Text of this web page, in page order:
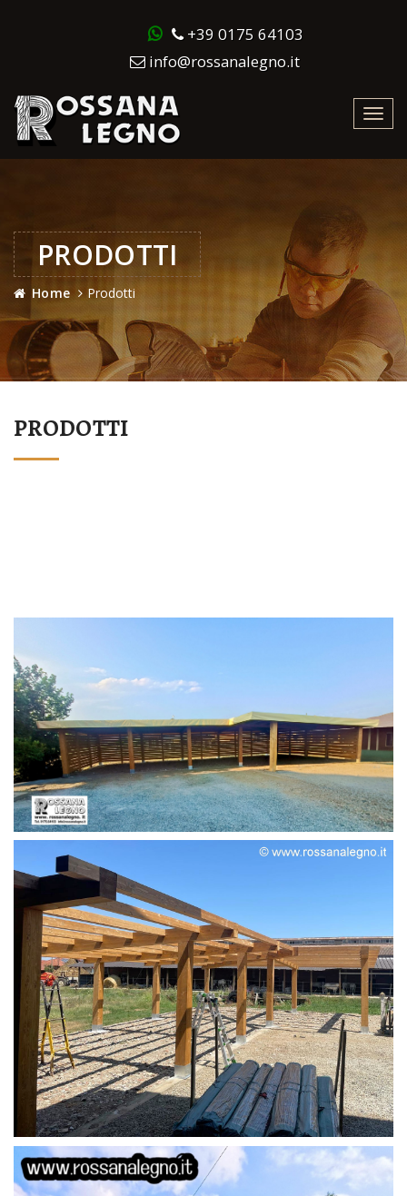
+39 0175 64103
info@rossanalegno.it
PRODOTTI
Home Prodotti
PRODOTTI
STRUTTURA
STRUTTURA